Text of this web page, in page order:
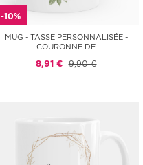
-10%
MUG - TASSE PERSONNALISÉE -
COURONNE DE
8,91 € 9,90 €